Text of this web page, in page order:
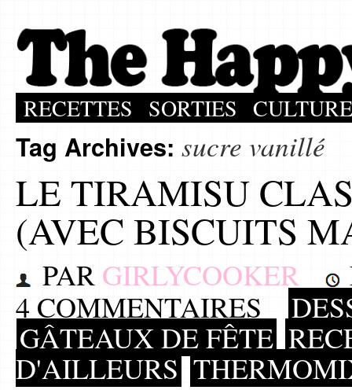
RECETTES SORTIES CULTURE
Tag Archives: sucre vanillé
LE TIRAMISU
(AVEC BISCUITS
PAR GIRLYCOOKER
4 COMMENTAIRES
GÂTEAUX DE FÊTE
D'AILLEURS